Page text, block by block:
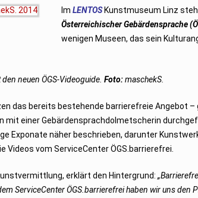
ImLENTOSKunstmuseum Linz
Österreichischer Gebärdensprache
wenigen Museen, das sein
neuen ÖGS-Videoguide.Foto:maschekS.
das bereits bestehende barrierefreie Angebot
mit einer Gebärdensprachdolmetscherin
Exponate näher beschrieben, darunter
Videos vom ServiceCenter ÖGS.barrierefrei.
erklärt den Hintergrund:
ServiceCenter ÖGS.barrierefrei haben wir uns den